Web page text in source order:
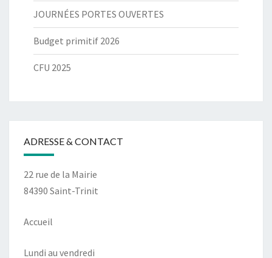
JOURNÉES PORTES OUVERTES
Budget primitif 2026
CFU 2025
ADRESSE & CONTACT
22 rue de la Mairie
84390 Saint-Trinit
Accueil
Lundi au vendredi